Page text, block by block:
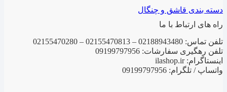
دسته بندی قاشق و چنگال
راه های ارتباط با ما
تلفن تماس: 02188943480 – 02155470813 – 02155470280
تلفن رهگیری سفارشات: 09199797956
اینستاگرام: ilashop.ir
واتساپ / تلگرام: 09199797956